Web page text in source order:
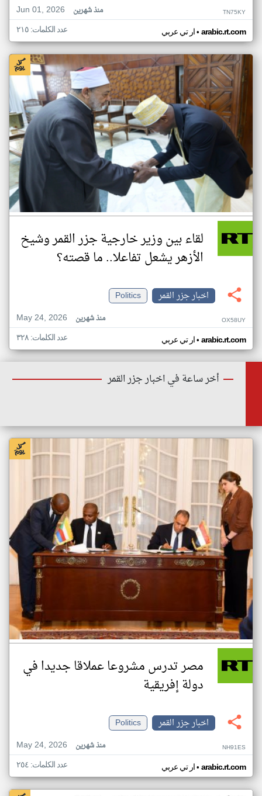
Jun 01, 2026
منذ شهرين TN75KY
ار تي عربي• arabic.rt.com عدد الكلمات: ٢١٥
لقاء بين وزير خارجية جزر القمر وشيخ
الأزهر يشعل تفاعلا.. ما قصته؟
اخبار جزر القمر
Politics
May 24, 2026
منذ شهرين OX58UY
ار تي عربي• arabic.rt.com عدد الكلمات: ٣٢٨
أخر ساعة في اخبار جزر القمر
مصر تدرس مشروعا عملاقا جديدا في
دولة إفريقية
اخبار جزر القمر
Politics
May 24, 2026
منذ شهرين NH91ES
ار تي عربي• arabic.rt.com عدد الكلمات: ٢٥٤